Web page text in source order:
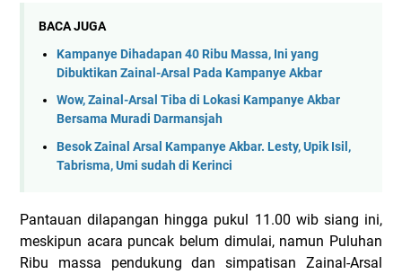
BACA JUGA
Kampanye Dihadapan 40 Ribu Massa, Ini yang
Dibuktikan Zainal-Arsal Pada Kampanye Akbar
Wow, Zainal-Arsal Tiba di Lokasi Kampanye Akbar
Bersama Muradi Darmansjah
Besok Zainal Arsal Kampanye Akbar. Lesty, Upik Isil,
Tabrisma, Umi sudah di Kerinci
Pantauan dilapangan hingga pukul 11.00 wib siang ini,
meskipun acara puncak belum dimulai, namun Puluhan
Ribu massa pendukung dan simpatisan Zainal-Arsal